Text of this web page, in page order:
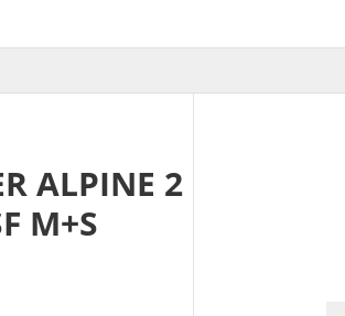
ALPINE 2
M+S